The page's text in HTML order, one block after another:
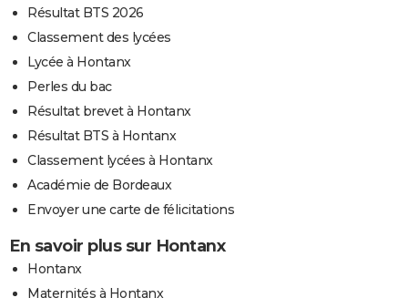
Résultat BTS 2026
Classement des lycées
Lycée à Hontanx
Perles du bac
Résultat brevet à Hontanx
Résultat BTS à Hontanx
Classement lycées à Hontanx
Académie de Bordeaux
Envoyer une carte de félicitations
En savoir plus sur Hontanx
Hontanx
Maternités à Hontanx